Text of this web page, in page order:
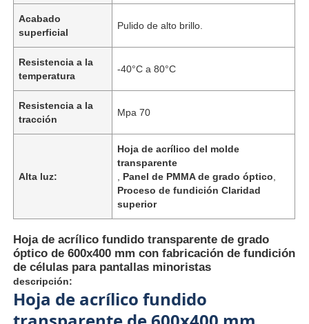
Inicio
Acabado
superficial
Pulido de alto brillo.
Resistencia a la
temperatura
-40°C a 80°C
Resistencia a la
tracción
Mpa 70
Alta luz:
Hoja de acrílico del molde
transparente
Panel de PMMA de grado óptico
Proceso de fundición Claridad
superior
Hoja de acrílico fundido transparente de grado
óptico de 600x400 mm con fabricación de fundición
de células para pantallas minoristas
descripción:
Hoja de acrílico fundido